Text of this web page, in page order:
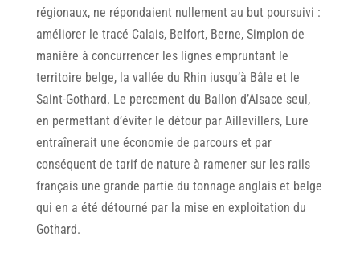
régionaux, ne répondaient nullement au but poursuivi :
améliorer le tracé Calais, Belfort, Berne, Simplon de
manière à concurrencer les lignes empruntant le
territoire belge, la vallée du Rhin iusqu’à Bâle et le
Saint-Gothard. Le percement du Ballon d’Alsace seul,
en permettant d’éviter le détour par Aillevillers, Lure
entraînerait une économie de parcours et par
conséquent de tarif de nature à ramener sur les rails
français une grande partie du tonnage anglais et belge
qui en a été détourné par la mise en exploitation du
Gothard.